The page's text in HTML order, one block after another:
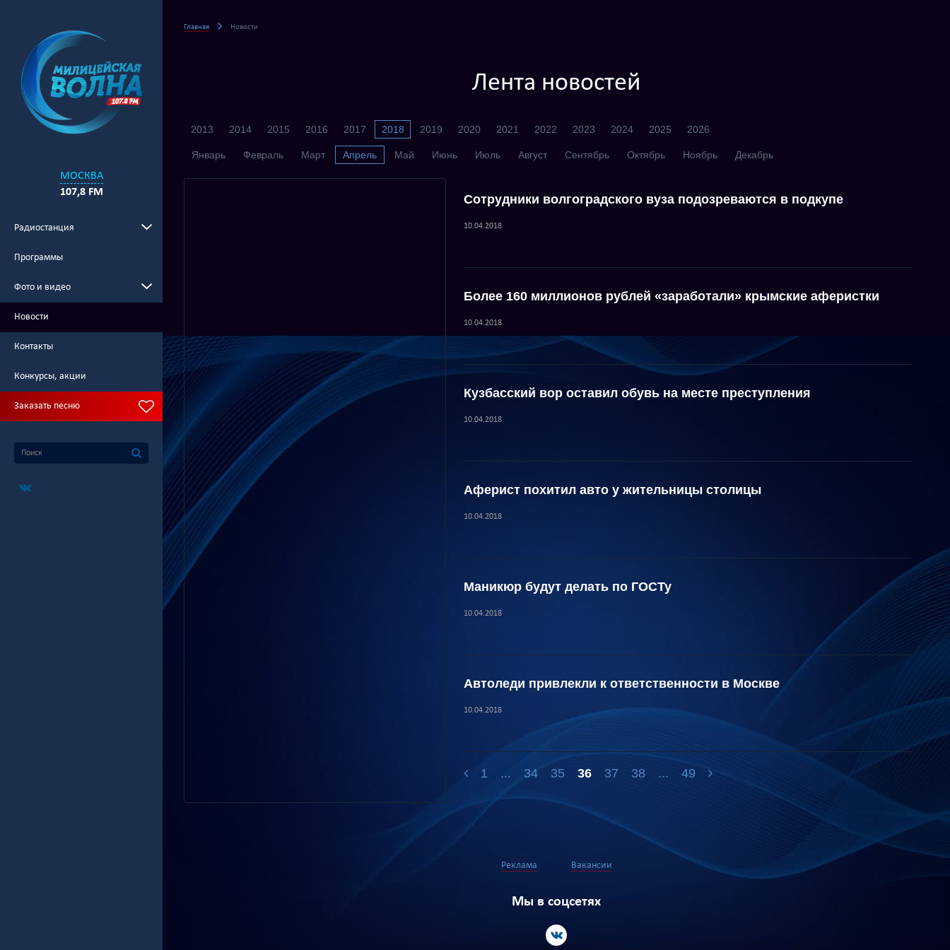
МОСКВА
107,8 FM
Радиостанция
Программы
Фото и видео
Новости
Контакты
Конкурсы, акции
Заказать песню
Главная Новости
Лента новостей
2013 2014 2015 2016 2017 2018 2019 2020 2021 2022 2023 2024 2025 2026
Январь Февраль Март Апрель Май Июнь Июль Август Сентябрь Октябрь Ноябрь Декабрь
Сотрудники волгоградского вуза подозреваются в подкупе
10.04.2018
Более 160 миллионов рублей «заработали» крымские аферистки
10.04.2018
Кузбасский вор оставил обувь на месте преступления
10.04.2018
Аферист похитил авто у жительницы столицы
10.04.2018
Маникюр будут делать по ГОСТу
10.04.2018
Автоледи привлекли к ответственности в Москве
10.04.2018
1 ... 34 35 36 37 38 ... 49
Реклама Вакансии
Мы в соцсетях